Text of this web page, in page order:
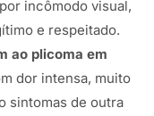
incômodo visual,
e respeitado.
ao plicoma em
dor intensa, muito
sintomas de outra